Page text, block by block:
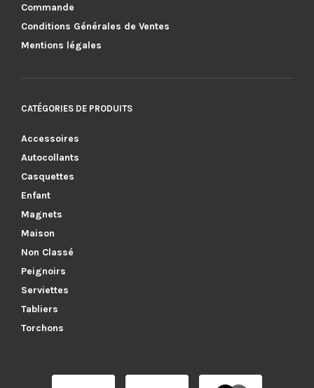
Commande
Conditions Générales de Ventes
Mentions légales
CATÉGORIES DE PRODUITS
Accessoires
Autocollants
Casquettes
Enfant
Magnets
Maison
Non Classé
Peignoirs
Serviettes
Tabliers
Torchons